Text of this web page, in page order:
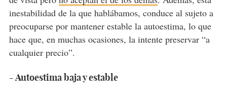
inestabilidad de la que hablábamos, conduce al sujeto a
preocuparse por mantener estable la autoestima, lo que
hace que, en muchas ocasiones, la intente preservar “a
cualquier precio”.
- Autoestima baja y estable